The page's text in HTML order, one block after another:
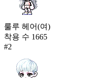
시크 블랙 구두
40
체리베리 니삭스
룰루 헤어(여)
착용 수 1665
#2